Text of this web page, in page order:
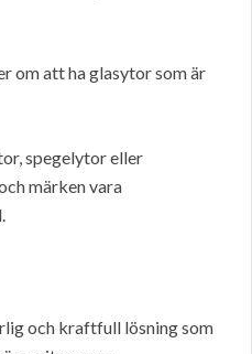
om att ha glasytor som är
spegelytor eller
märken vara
och kraftfull lösning som